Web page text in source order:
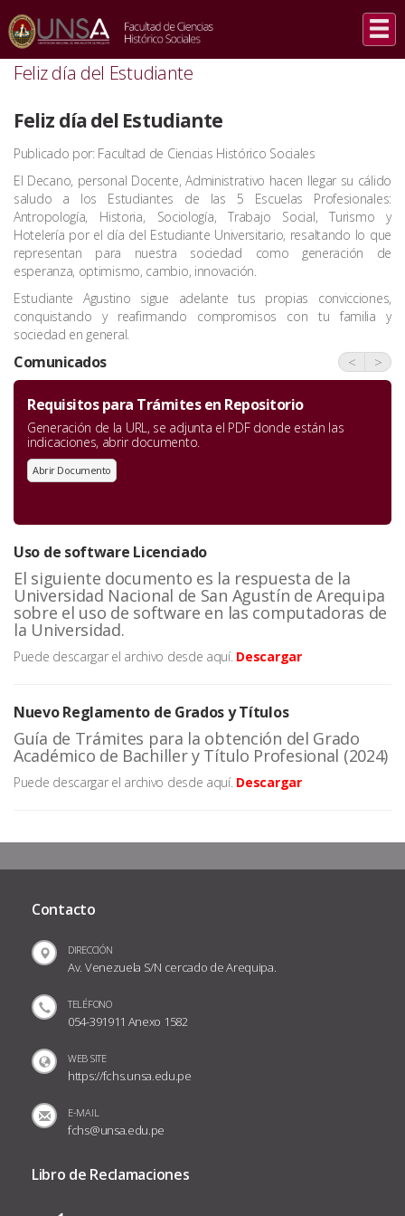
INICIO COMUNICADOS / FELIZ DÍA DEL ESTUDIANTE
Feliz día del Estudiante
Feliz día del Estudiante
Publicado por: Facultad de Ciencias Histórico Sociales
El Decano, personal Docente, Administrativo hacen llegar su cálido
saludo a los Estudiantes de las 5 Escuelas Profesionales:
Antropología, Historia, Sociología, Trabajo Social, Turismo y
Hotelería por el día del Estudiante Universitario, resaltando lo que
representan para nuestra sociedad como generación de
esperanza, optimismo, cambio, innovación.
Estudiante Agustino sigue adelante tus propias convicciones,
conquistando y reafirmando compromisos con tu familia y
sociedad en general.
Comunicados < >
Requisitos para Trámites en Repositorio
Generación de la URL, se adjunta el PDF donde están las
indicaciones, abrir documento.
Abrir Documento
Uso de software Licenciado
El siguiente documento es la respuesta de la
Universidad Nacional de San Agustín de Arequipa
sobre el uso de software en las computadoras de
la Universidad.
Puede descargar el archivo desde aquí. Descargar
Nuevo Reglamento de Grados y Títulos
Guía de Trámites para la obtención del Grado
Académico de Bachiller y Título Profesional (2024)
Puede descargar el archivo desde aquí. Descargar
Contacto
DIRECCIÓN
Av. Venezuela S/N cercado de Arequipa.
TELÉFONO
054-391911 Anexo 1582
WEB SITE
https://fchs.unsa.edu.pe
E-MAIL
fchs@unsa.edu.pe
Libro de Reclamaciones